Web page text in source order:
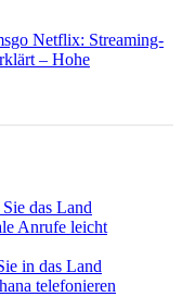
Netflix: Streaming-
– Hohe
das Land
Anrufe leicht
in das Land
telefonieren